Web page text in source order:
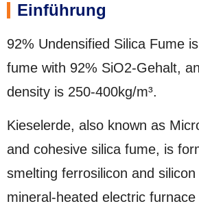
Einführung
92% Undensified Silica Fume
fume with 92% SiO2-Gehalt,
density is 250-400kg/m³.
Kieselerde, also known as
and cohesive silica fume, is
smelting ferrosilicon and silicon
mineral-heated electric